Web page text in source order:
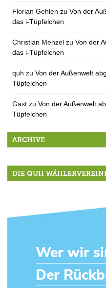
Florian Gehlen zu Von der
das i-Tüpfelchen
Christian Menzel zu Von der
das i-Tüpfelchen
quh zu Von der Außenwelt
Tüpfelchen
Gast zu Von der Außenwelt
Tüpfelchen
ARCHIVE
DIE QUH
Wer wir
Der